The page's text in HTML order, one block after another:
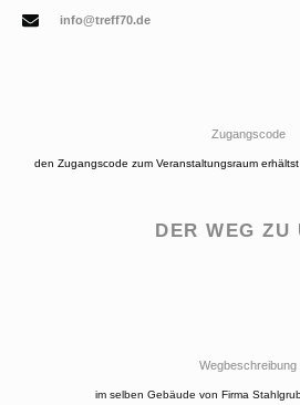
info@treff70.de
Zugangscode
den Zugangscode zum Veranstaltungsraum
DER WEG ZU
Wegbeschreibung
im selben Gebäude von Firma